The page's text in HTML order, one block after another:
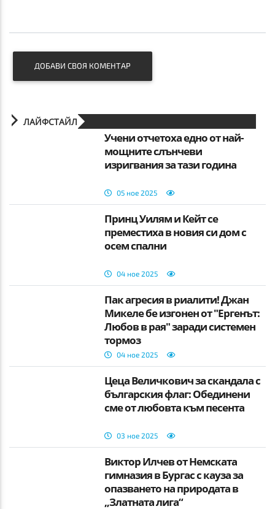
ДОБАВИ СВОЯ КОМЕНТАР
ЛАЙФСТАЙЛ
Учени отчетоха едно от най-
мощните слънчеви
изригвания за тази година
05 ное 2025
Принц Уилям и Кейт се
преместиха в новия си дом с
осем спални
04 ное 2025
Пак агресия в риалити! Джан
Микеле бе изгонен от "Ергенът:
Любов в рая" заради системен
тормоз
04 ное 2025
Цеца Величкович за скандала с
българския флаг: Обединени
сме от любовта към песента
03 ное 2025
Виктор Илчев от Немската
гимназия в Бургас с кауза за
опазването на природата в
„Златната лига“